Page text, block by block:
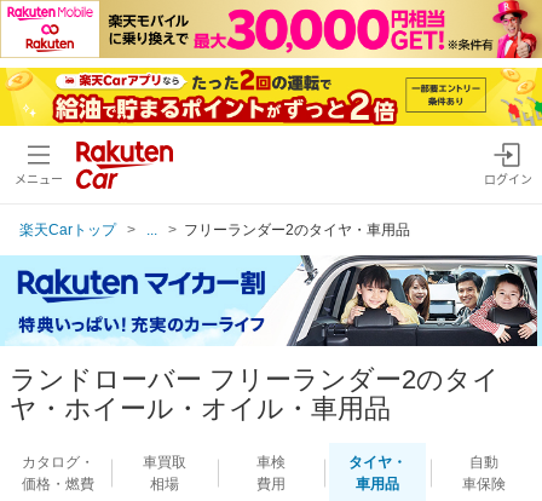
メニュー ログイン
楽天Carトップ フリーランダー2のタイヤ・車用品
ランドローバー フリーランダー2のタイ
ヤ・ホイール・オイル・車用品
カタログ・
価格・燃費
車買取
相場
車検
費用
タイヤ・
車用品
自動
車保険